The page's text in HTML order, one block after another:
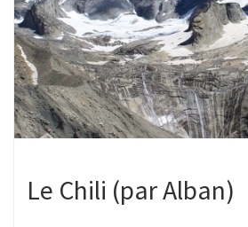
Le Chili (par Alban)